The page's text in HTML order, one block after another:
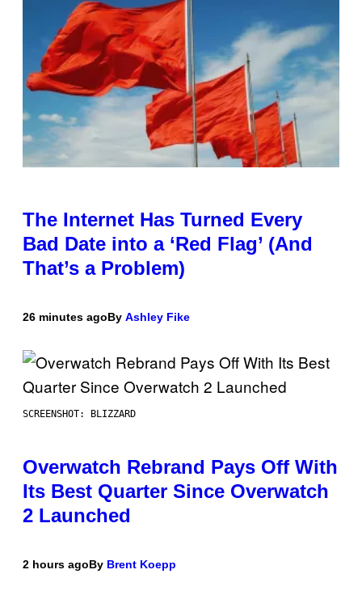
The Internet Has Turned Every
Bad Date into a ‘Red Flag’ (And
That’s a Problem)
26 minutes agoBy Ashley Fike
SCREENSHOT: BLIZZARD
Overwatch Rebrand Pays Off With
Its Best Quarter Since Overwatch
2 Launched
2 hours agoBy Brent Koepp